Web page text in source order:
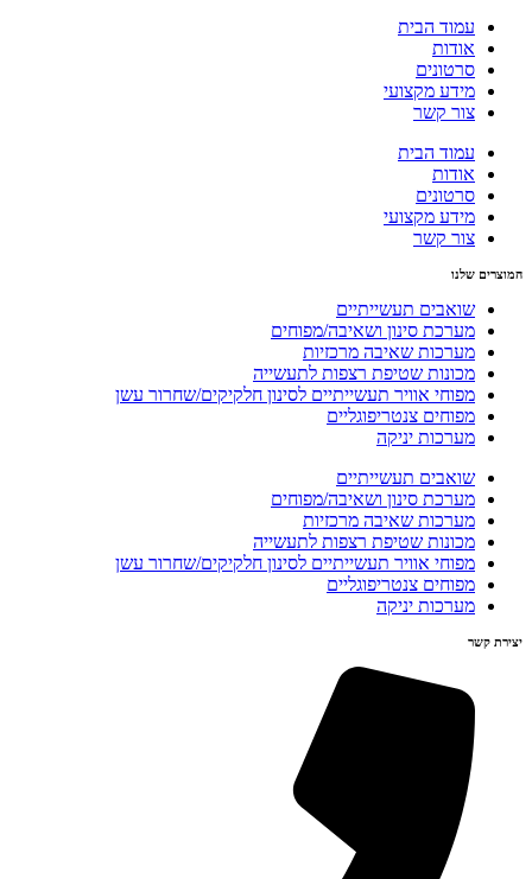
עמוד הבית
אודות
סרטונים
מידע מקצועי
צור קשר
עמוד הבית
אודות
סרטונים
מידע מקצועי
צור קשר
המוצרים שלנו
שואבים תעשייתיים
מערכת סינון ושאיבה/מפוחים
מערכות שאיבה מרכזיות
מכונות שטיפת רצפות לתעשייה
מפוחי אוויר תעשייתיים לסינון חלקיקים/שחרור עשן
מפוחים צנטריפוגליים
מערכות יניקה
שואבים תעשייתיים
מערכת סינון ושאיבה/מפוחים
מערכות שאיבה מרכזיות
מכונות שטיפת רצפות לתעשייה
מפוחי אוויר תעשייתיים לסינון חלקיקים/שחרור עשן
מפוחים צנטריפוגליים
מערכות יניקה
יצירת קשר